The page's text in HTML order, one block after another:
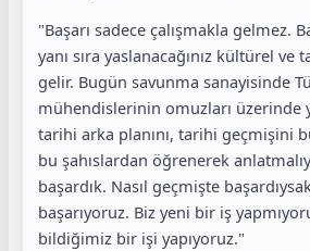
"Başarı sadece çalışmakla gelmez.
yanı sıra yaslanacağınız kültürel
gelir. Bugün savunma sanayisinde
mühendislerinin omuzları üzerinde
tarihi arka planını, tarihi geçmişini
bu şahıslardan öğrenerek
başardık. Nasıl geçmişte
başarıyoruz. Biz yeni bir iş
bildiğimiz bir işi yapıyoruz."